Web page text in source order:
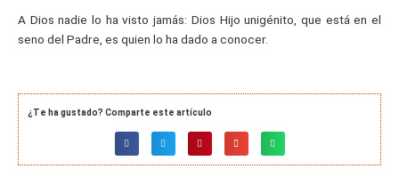
A Dios nadie lo ha visto jamás: Dios Hijo unigénito, que está en el
seno del Padre, es quien lo ha dado a conocer.
¿Te ha gustado? Comparte este artículo